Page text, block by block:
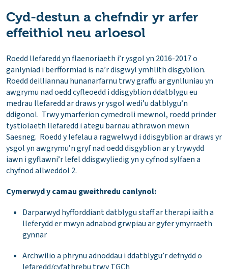
Cyd-destun a chefndir yr arfer
effeithiol neu arloesol
Roedd llefaredd yn flaenoriaeth i’r ysgol yn 2016-2017 o
ganlyniad i berfformiad is na’r disgwyl ymhlith disgyblion.
Roedd deilliannau hunanarfarnu trwy graffu ar gynlluniau yn
awgrymu nad oedd cyfleoedd i ddisgyblion ddatblygu eu
medrau llefaredd ar draws yr ysgol wedi’u datblygu’n
ddigonol. Trwy ymarferion cymedroli mewnol, roedd prinder
tystiolaeth llefaredd i ategu barnau athrawon mewn
Saesneg. Roedd y lefelau a ragwelwyd i ddisgyblion ar draws yr
ysgol yn awgrymu’n gryf nad oedd disgyblion ar y trywydd
iawn i gyflawni’r lefel ddisgwyliedig yn y cyfnod sylfaen a
chyfnod allweddol 2.
Cymerwyd y camau gweithredu canlynol:
Darparwyd hyfforddiant datblygu staff ar therapi iaith a
lleferydd er mwyn adnabod grwpiau ar gyfer ymyrraeth
gynnar
Archwilio a phrynu adnoddau i ddatblygu’r defnydd o